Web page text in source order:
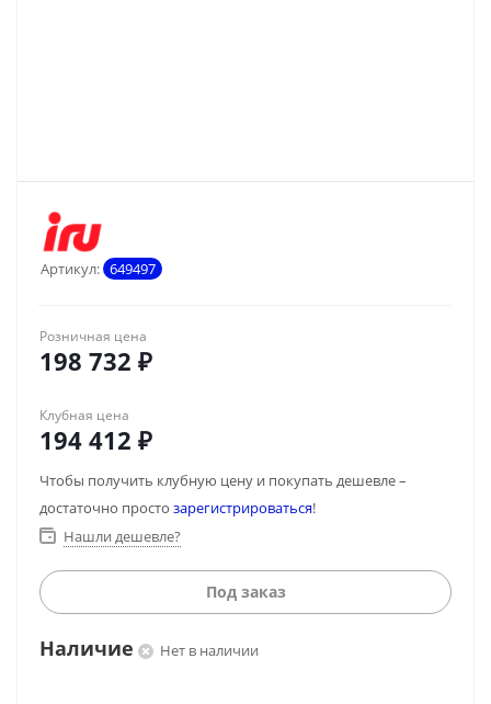
Артикул: 649497
Розничная цена
198 732 ₽
Клубная цена
194 412 ₽
Чтобы получить клубную цену и покупать дешевле –
достаточно просто зарегистрироваться!
Нашли дешевле?
Под заказ
Наличие Нет в наличии